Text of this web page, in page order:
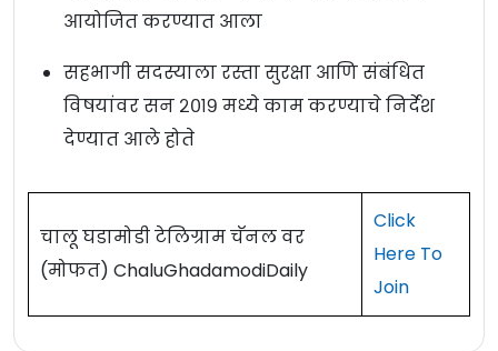
आयोजित करण्यात आला
सहभागी सदस्याला रस्ता सुरक्षा आणि संबंधित
विषयांवर सन २०१९ मध्ये काम करण्याचे निर्देश
देण्यात आले होते
चालू घडामोडी टेलिग्राम चॅनल वर
(मोफत) ChaluGhadamodiDaily
Click
Here To
Join